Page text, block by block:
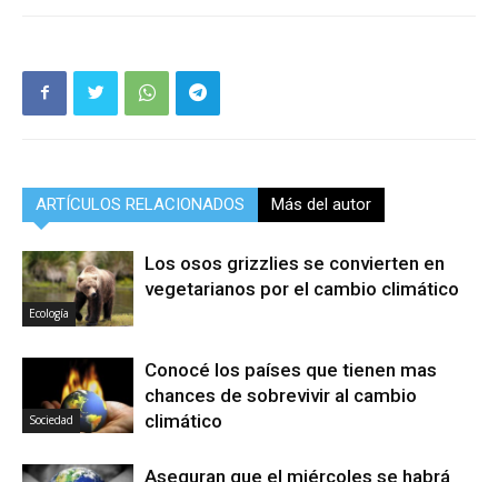
ARTÍCULOS RELACIONADOS Más del autor
Ecología
Los osos grizzlies se convierten en
vegetarianos por el cambio climático
Sociedad
Conocé los países que tienen mas
chances de sobrevivir al cambio
climático
Aseguran que el miércoles se habrá